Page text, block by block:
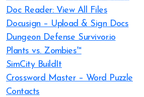
Doc Reader: View All Files
Docusign – Upload & Sign Docs
Dungeon Defense Survivor.io
Plants vs. Zombies™
SimCity BuildIt
Crossword Master – Word Puzzle
Contacts